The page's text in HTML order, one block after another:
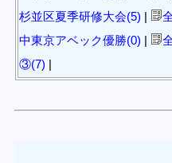
杉並区夏季研修大会(5) |
中東京アベック優勝(0) |
③(7) |